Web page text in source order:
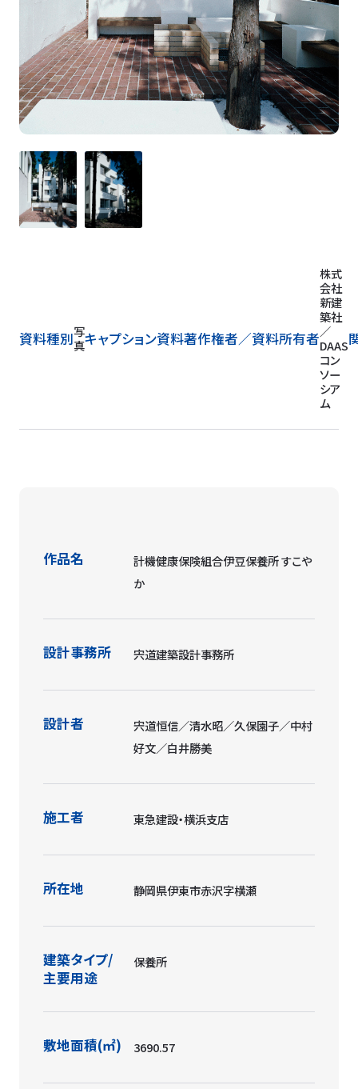
資料種別写
真キャプション資料著作権者／資料所有者
株式
会社
新建
築社
／
DAAS
コン
ソー
シア
ム
作品名
計機健康保険組合伊豆保養所 すこや
か
設計事務所 宍道建築設計事務所
設計者
宍道恒信／清水昭／久保園子／中村
好文／白井勝美
施工者 東急建設・横浜支店
所在地 静岡県伊東市赤沢字横瀬
建築タイプ/
主要用途
保養所
敷地面積(㎡) 3690.57